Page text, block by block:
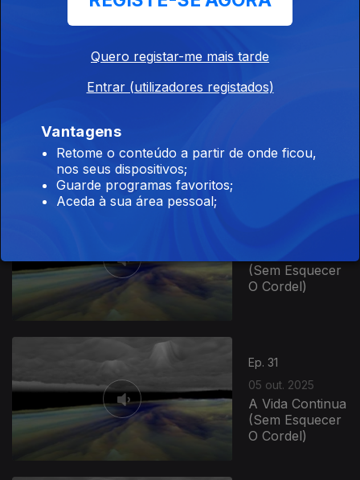
Ep. 33
O Cordel)
(Sem Esquecer
O Cordel)
Ep. 31
05 out. 2025
A Vida Continua
(Sem Esquecer
O Cordel)
Quero registar-me mais tarde
Entrar (utilizadores registados)
Vantagens
Retome o conteúdo a partir de onde ficou,
nos seus dispositivos;
Guarde programas favoritos;
Aceda à sua área pessoal;